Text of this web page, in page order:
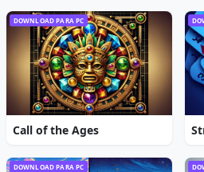
DOWNLOAD PARA PC
Call of the Ages
DOWNLOAD PARA PC